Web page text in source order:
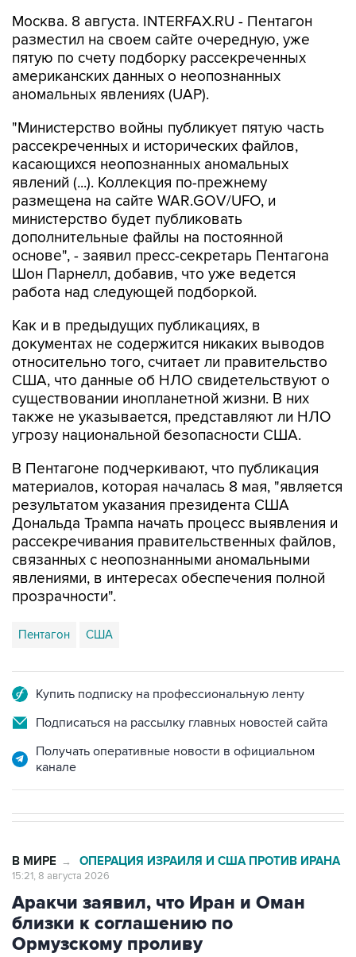
Москва. 8 августа. INTERFAX.RU - Пентагон
разместил на своем сайте очередную, уже
пятую по счету подборку рассекреченных
американских данных о неопознанных
аномальных явлениях (UAP).
"Министерство войны публикует пятую часть
рассекреченных и исторических файлов,
касающихся неопознанных аномальных
явлений (...). Коллекция по-прежнему
размещена на сайте WAR.GOV/UFO, и
министерство будет публиковать
дополнительные файлы на постоянной
основе", - заявил пресс-секретарь Пентагона
Шон Парнелл, добавив, что уже ведется
работа над следующей подборкой.
Как и в предыдущих публикациях, в
документах не содержится никаких выводов
относительно того, считает ли правительство
США, что данные об НЛО свидетельствуют о
существовании инопланетной жизни. В них
также не указывается, представляют ли НЛО
угрозу национальной безопасности США.
В Пентагоне подчеркивают, что публикация
материалов, которая началась 8 мая, "является
результатом указания президента США
Дональда Трампа начать процесс выявления и
рассекречивания правительственных файлов,
связанных с неопознанными аномальными
явлениями, в интересах обеспечения полной
прозрачности".
Пентагон США
Купить подписку на профессиональную ленту
Подписаться на рассылку главных новостей сайта
Получать оперативные новости в официальном
канале
В МИРЕ → ОПЕРАЦИЯ ИЗРАИЛЯ И США ПРОТИВ ИРАНА
15:21, 8 августа 2026
Аракчи заявил, что Иран и Оман
близки к соглашению по
Ормузскому проливу